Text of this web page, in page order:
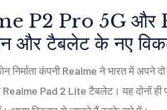
P2 Pro 5G और
और टैबलेट के नए
निर्माता कंपनी Realme ने भारत में अपने
Realme Pad 2 Lite टैबलेट। यह दोनों